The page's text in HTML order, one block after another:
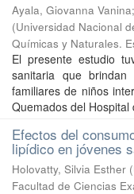
Ayala, Giovanna
(Universidad Nacional
Químicas y Naturales.
El presente estudio
sanitaria que
familiares de niños
Quemados del Hospital
Efectos del
lipídico en jóvenes
Holovatty, Silvia Esther (
Facultad de Ciencias